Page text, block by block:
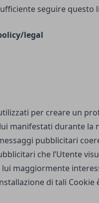
seguire questo
legal
per creare un
manifestati durante la
pubblicitari
che l’Utente
maggiormente
di tali Cookie